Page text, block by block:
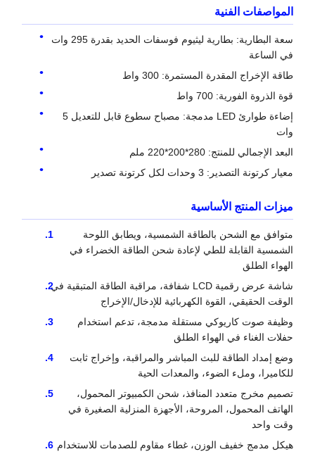
المواصفات الفنية
سعة البطارية: بطارية ليثيوم فوسفات الحديد بقدرة 295 وات
في الساعة
طاقة الإخراج المقدرة المستمرة: 300 واط
قوة الذروة الفورية: 700 واط
إضاءة طوارئ LED مدمجة: مصباح سطوع قابل للتعديل 5
وات
البعد الإجمالي للمنتج: 280*200*220 ملم
معيار كرتونة التصدير: 3 وحدات لكل كرتونة تصدير
ميزات المنتج الأساسية
متوافق مع الشحن بالطاقة الشمسية، ويطابق اللوحة
الشمسية القابلة للطي لإعادة شحن الطاقة الخضراء في
الهواء الطلق
شاشة عرض رقمية LCD شفافة، مراقبة الطاقة المتبقية في
الوقت الحقيقي، القوة الكهربائية للإدخال/الإخراج
وظيفة صوت كاريوكي مستقلة مدمجة، تدعم استخدام
حفلات الغناء في الهواء الطلق
وضع إمداد الطاقة للبث المباشر والمراقبة، وإخراج ثابت
للكاميرا، وملء الضوء، والمعدات الحية
تصميم مخرج متعدد المنافذ، شحن الكمبيوتر المحمول،
الهاتف المحمول، المروحة، الأجهزة المنزلية الصغيرة في
وقت واحد
هيكل مدمج خفيف الوزن، غطاء مقاوم للصدمات للاستخدام